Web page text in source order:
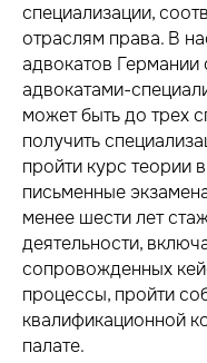
специализации,
отраслям права. В
адвокатов
адвокатами-
может быть до трех
получить
пройти курс теории
письменные
менее шести лет
деятельности,
сопровожденных
процессы, пройти
квалификационной
палате.